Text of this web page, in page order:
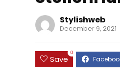
Stylishweb
December 9, 2021
Save
0